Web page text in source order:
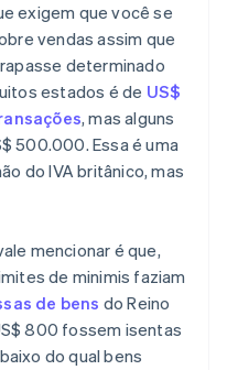
exigem que você se
vendas assim que
determinado
estados é de US$
, mas alguns
500.000. Essa é uma
do IVA britânico, mas
mencionar é que,
de minimis faziam
de bens do Reino
800 fossem isentas
do qual bens